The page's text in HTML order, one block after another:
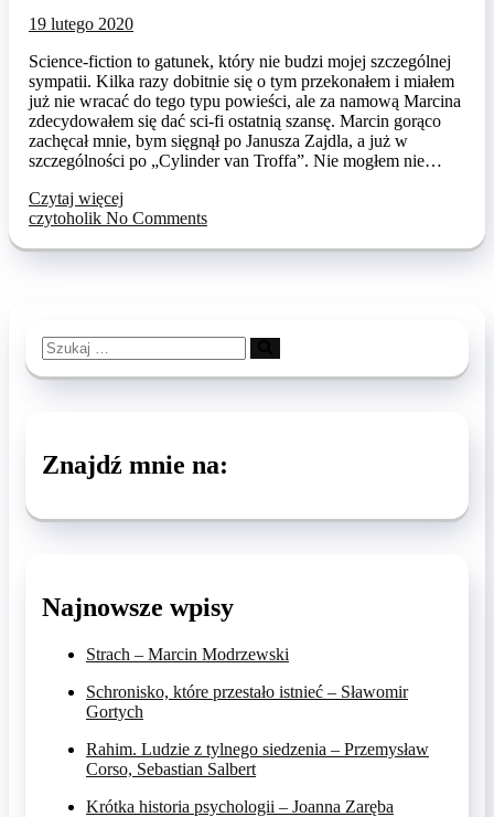
19 lutego 2020
Science-fiction to gatunek, który nie budzi mojej szczególnej
sympatii. Kilka razy dobitnie się o tym przekonałem i miałem
już nie wracać do tego typu powieści, ale za namową Marcina
zdecydowałem się dać sci-fi ostatnią szansę. Marcin gorąco
zachęcał mnie, bym sięgnął po Janusza Zajdla, a już w
szczególności po „Cylinder van Troffa”. Nie mogłem nie…
Czytaj więcej
czytoholik No Comments
Szukaj
…
Znajdź mnie na:
Najnowsze wpisy
Strach – Marcin Modrzewski
Schronisko, które przestało istnieć – Sławomir
Gortych
Rahim. Ludzie z tylnego siedzenia – Przemysław
Corso, Sebastian Salbert
Krótka historia psychologii – Joanna Zaręba